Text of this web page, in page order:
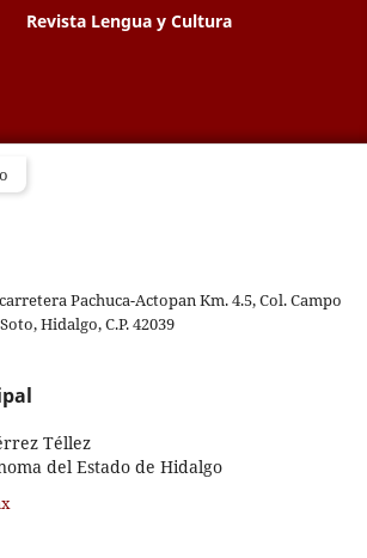
Revista Lengua y Cultura
Pachuca-Actopan Km. 4.5, Col. Campo
Hidalgo, C.P. 42039
Téllez
del Estado de Hidalgo